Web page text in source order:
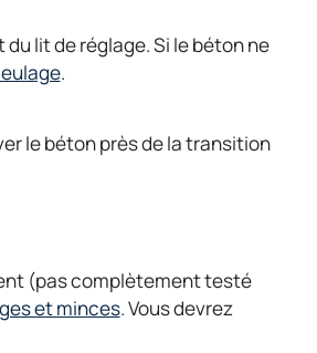
lit de réglage. Si le béton ne
o
n
n
e
.
le béton près de la transition
(pas complètement testé
et minces. Vous devrez